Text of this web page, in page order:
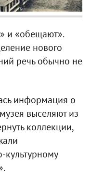
и «обещают».
нового
речь обычно не
информация о
выселяют из
коллекции,
культурному